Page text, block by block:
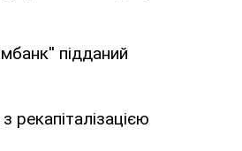
підданий
рекапіталізацією